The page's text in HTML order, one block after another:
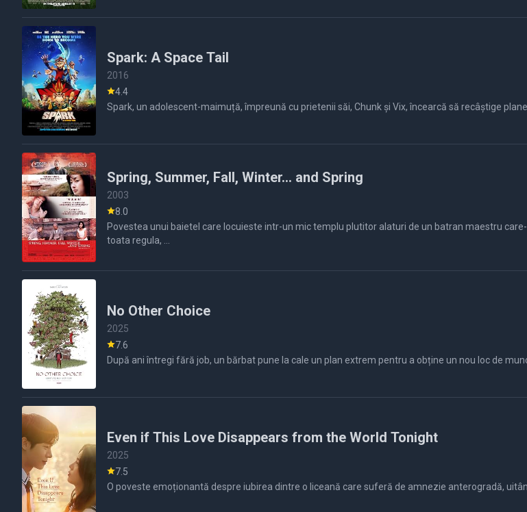
Spark: A Space Tail
2016
4.4
Spark, un adolescent-maimuță, împreună cu prietenii săi, Chunk și Vix, încearcă să recâștige
Spring, Summer, Fall, Winter... and Spring
2003
8.0
Povestea unui baietel care locuieste intr-un mic templu plutitor alaturi de un batran maestru
No Other Choice
2025
7.6
După ani întregi fără job, un bărbat pune la cale un plan extrem pentru a obține un nou loc de
Even if This Love Disappears from the World Tonight
2025
7.5
O poveste emoționantă despre iubirea dintre o liceană care suferă de amnezie anterogradă,